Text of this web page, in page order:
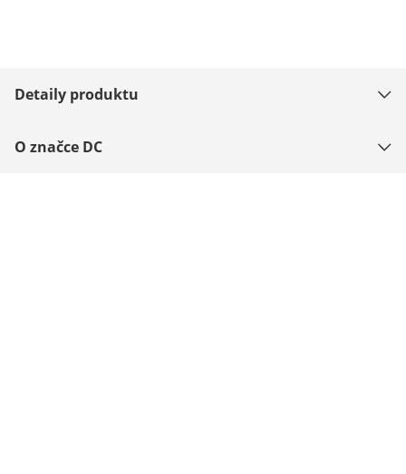
Detaily produktu
O značce DC